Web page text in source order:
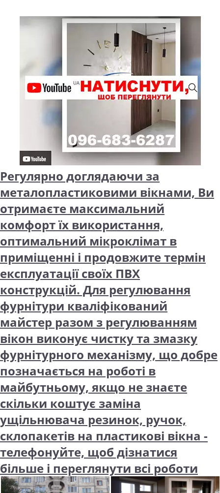
Регулярно доглядаючи за
металопластиковими вікнами, Ви
отримаєте максимальний
комфорт їх використання,
оптимальний мікроклімат в
приміщенні і продовжите термін
експлуатації своїх ПВХ
конструкцій. Для регулювання
фурнітури кваліфікований
майстер разом з регулюванням
вікон виконує чистку та змазку
фурнітурного механізму, що добре
позначається на роботі в
майбутньому, якщо не знаєте
скільки коштує заміна
ущільнювача резинок, ручок,
склопакетів на пластикові вікна -
телефонуйте, щоб дізнатися
більше і переглянути всі роботи